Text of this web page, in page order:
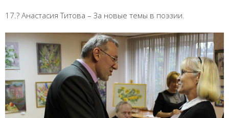
17.? Анастасия Титова – За новые темы в поэзии.